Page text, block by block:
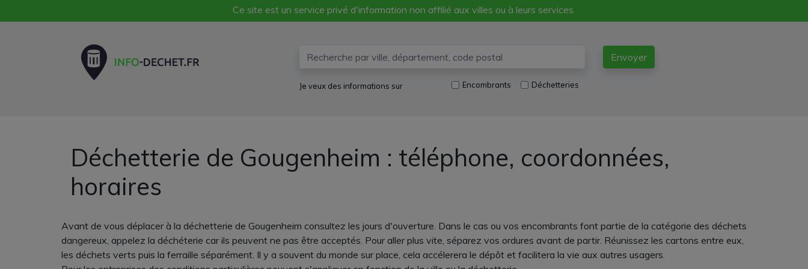
Ce site est un service privé d'information non affilié aux villes ou à leurs services.
Envoyer
Je veux des informations sur Encombrants Déchetteries
Déchetterie de Gougenheim : téléphone, coordonnées,
horaires
Avant de vous déplacer à la déchetterie de Gougenheim consultez les jours d'ouverture. Dans le cas ou vos encombrants font partie de la catégorie des déchets
dangereux, appelez la déchéterie car ils peuvent ne pas être acceptés. Pour aller plus vite, séparez vos ordures avant de partir. Réunissez les cartons entre eux,
les déchets verts puis la ferraille séparément. Il y a souvent du monde sur place, cela accélerera le dépôt et facilitera la vie aux autres usagers.